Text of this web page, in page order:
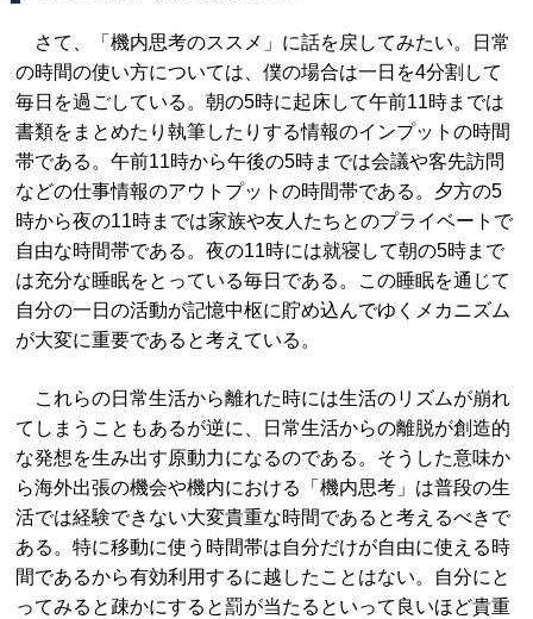
さて、「機内思考のススメ」に話を戻してみたい。日常
の時間の使い方については、僕の場合は一日を4分割して
毎日を過ごしている。朝の5時に起床して午前11時までは
書類をまとめたり執筆したりする情報のインプットの時間
帯である。午前11時から午後の5時までは会議や客先訪問
などの仕事情報のアウトプットの時間帯である。夕方の5
時から夜の11時までは家族や友人たちとのプライベートで
自由な時間帯である。夜の11時には就寝して朝の5時まで
は充分な睡眠をとっている毎日である。この睡眠を通じて
自分の一日の活動が記憶中枢に貯め込んでゆくメカニズム
が大変に重要であると考えている。
これらの日常生活から離れた時には生活のリズムが崩れ
てしまうこともあるが逆に、日常生活からの離脱が創造的
な発想を生み出す原動力になるのである。そうした意味か
ら海外出張の機会や機内における「機内思考」は普段の生
活では経験できない大変貴重な時間であると考えるべきで
ある。特に移動に使う時間帯は自分だけが自由に使える時
間であるから有効利用するに越したことはない。自分にと
ってみると疎かにすると罰が当たるといって良いほど貴重